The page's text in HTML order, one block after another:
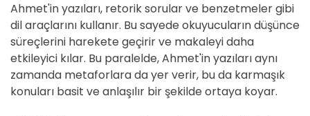
Ahmet'in yazıları, retorik sorular ve benzetmeler gibi
dil araçlarını kullanır. Bu sayede okuyucuların düşünce
süreçlerini harekete geçirir ve makaleyi daha
etkileyici kılar. Bu paralelde, Ahmet'in yazıları aynı
zamanda metaforlara da yer verir, bu da karmaşık
konuları basit ve anlaşılır bir şekilde ortaya koyar.